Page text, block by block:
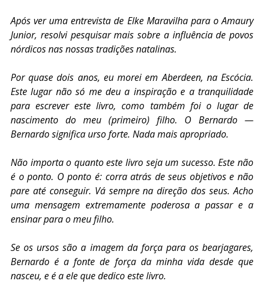
Após ver uma entrevista de Elke Maravilha para o Amaury
Junior, resolvi pesquisar mais sobre a influência de povos
nórdicos nas nossas tradições natalinas.
Por quase dois anos, eu morei em Aberdeen, na Escócia.
Este lugar não só me deu a inspiração e a tranquilidade
para escrever este livro, como também foi o lugar de
nascimento do meu (primeiro) filho. O Bernardo —
Bernardo significa urso forte. Nada mais apropriado.
Não importa o quanto este livro seja um sucesso. Este não
é o ponto. O ponto é: corra atrás de seus objetivos e não
pare até conseguir. Vá sempre na direção dos seus. Acho
uma mensagem extremamente poderosa a passar e a
ensinar para o meu filho.
Se os ursos são a imagem da força para os bearjagares,
Bernardo é a fonte de força da minha vida desde que
nasceu, e é a ele que dedico este livro.